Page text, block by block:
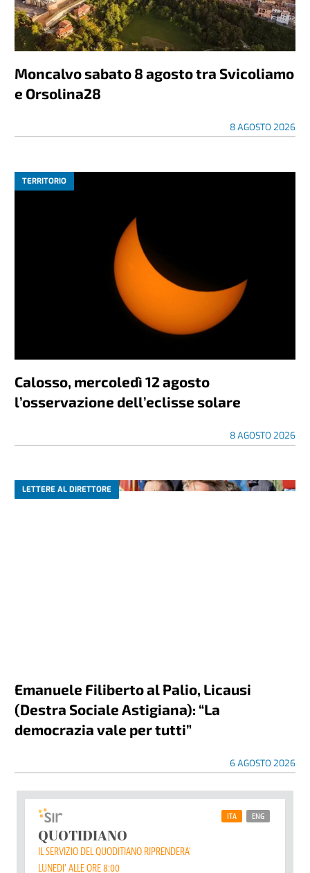
Moncalvo sabato 8 agosto tra Svicoliamo
e Orsolina28
8 AGOSTO 2026
TERRITORIO
Calosso, mercoledì 12 agosto
l’osservazione dell’eclisse solare
8 AGOSTO 2026
LETTERE AL DIRETTORE
Emanuele Filiberto al Palio, Licausi
(Destra Sociale Astigiana): “La
democrazia vale per tutti”
6 AGOSTO 2026